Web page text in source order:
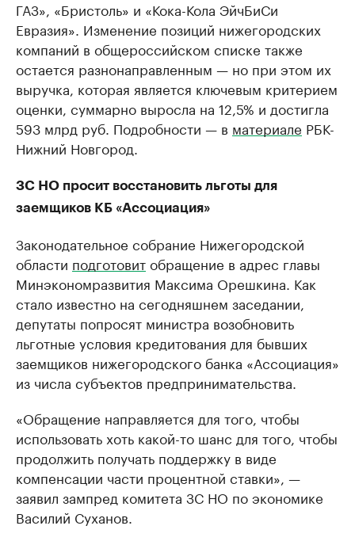
ГАЗ», «Бристоль» и «Кока-Кола ЭйчБиСи
Евразия». Изменение позиций нижегородских
компаний в общероссийском списке также
остается разнонаправленным — но при этом их
выручка, которая является ключевым критерием
оценки, суммарно выросла на 12,5% и достигла
593 млрд руб. Подробности — в материале РБК-
Нижний Новгород.
ЗС НО просит восстановить льготы для
заемщиков КБ «Ассоциация»
Законодательное собрание Нижегородской
области подготовитобращение в адрес главы
Минэкономразвития Максима Орешкина. Как
стало известно на сегодняшнем заседании,
депутаты попросят министра возобновить
льготные условия кредитования для бывших
заемщиков нижегородского банка «Ассоциация»
из числа субъектов предпринимательства.
«Обращение направляется для того, чтобы
использовать хоть какой-то шанс для того, чтобы
продолжить получать поддержку в виде
компенсации части процентной ставки», —
заявил зампред комитета ЗС НО по экономике
Василий Суханов.